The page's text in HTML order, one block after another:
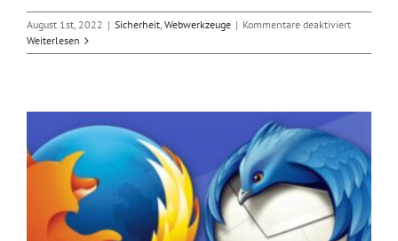
August 1st, 2022 | Sicherheit, Webwerkzeuge | Kommentare deaktiviertfür
gegen
Weiterlesen